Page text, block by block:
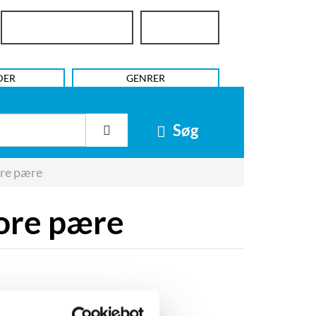
GENRER
Søg
pære
pære